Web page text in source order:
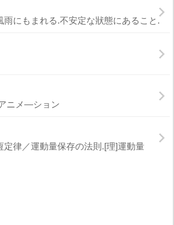
雨にもまれる.不安定な狀態にあること.
ニメ—ション
定律／運動量保存の法則.[理]運動量